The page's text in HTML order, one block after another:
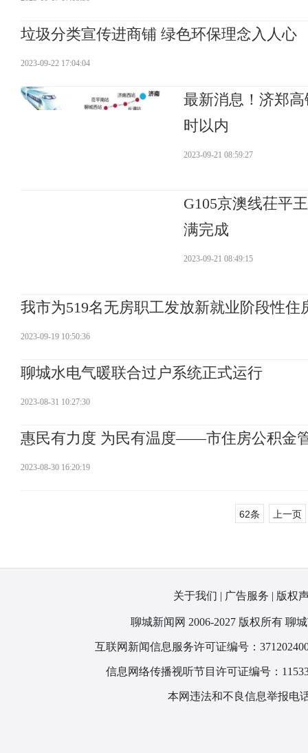
垃圾分类宣传进商铺 绿色环保理念入人心
2023-09-22 17:04:04
最新消息！济郑
时以内
2023-09-21 08:59:27
G105京澳线茌平
满完成
2023-09-21 08:49:15
我市为519名无房职工发放新就业阶段性住
2023-09-19 10:50:36
聊城水电气暖联合过户系统正式运行
2023-08-31 10:27:30
惠民有力度 为民有温度——市住房公积金
2023-08-30 16:20:19
62条 上一页
关于我们 | 广告服务 | 版权
聊城新闻网 2006-2027 版权所有 聊
互联网新闻信息服务许可证编号：
信息网络传播视听节目许可证编号：
本网违法和不良信息举报电